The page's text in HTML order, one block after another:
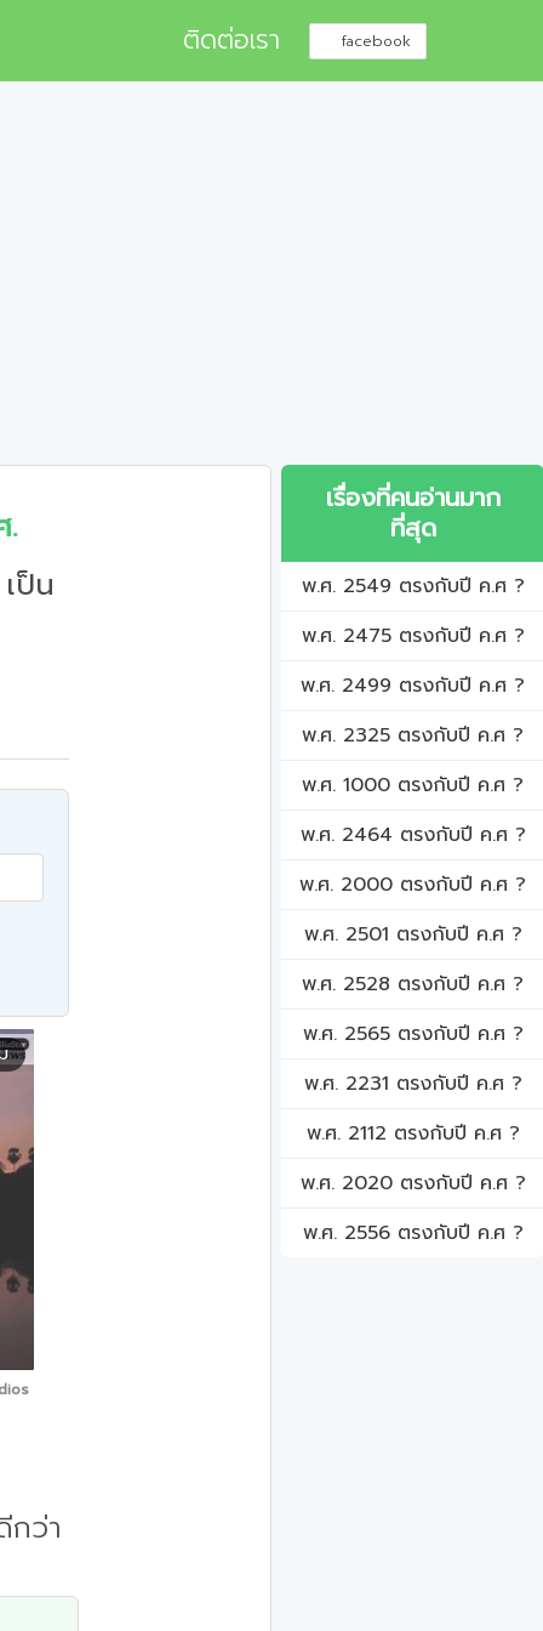
ติดต่อเรา facebook
.
ป็น
ว่า
เรื่องที่คนอ่านมาก
ที่สุด
พ.ศ. 2549 ตรงกับปี ค.ศ ?
พ.ศ. 2475 ตรงกับปี ค.ศ ?
พ.ศ. 2499 ตรงกับปี ค.ศ ?
พ.ศ. 2325 ตรงกับปี ค.ศ ?
พ.ศ. 1000 ตรงกับปี ค.ศ ?
พ.ศ. 2464 ตรงกับปี ค.ศ ?
พ.ศ. 2000 ตรงกับปี ค.ศ ?
พ.ศ. 2501 ตรงกับปี ค.ศ ?
พ.ศ. 2528 ตรงกับปี ค.ศ ?
พ.ศ. 2565 ตรงกับปี ค.ศ ?
พ.ศ. 2231 ตรงกับปี ค.ศ ?
พ.ศ. 2112 ตรงกับปี ค.ศ ?
พ.ศ. 2020 ตรงกับปี ค.ศ ?
พ.ศ. 2556 ตรงกับปี ค.ศ ?